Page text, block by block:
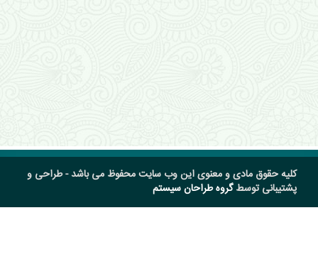
کلیه حقوق مادی و معنوی این وب سایت محفوظ می باشد - طراحی و
پشتیبانی توسطگروه طراحان سیستم